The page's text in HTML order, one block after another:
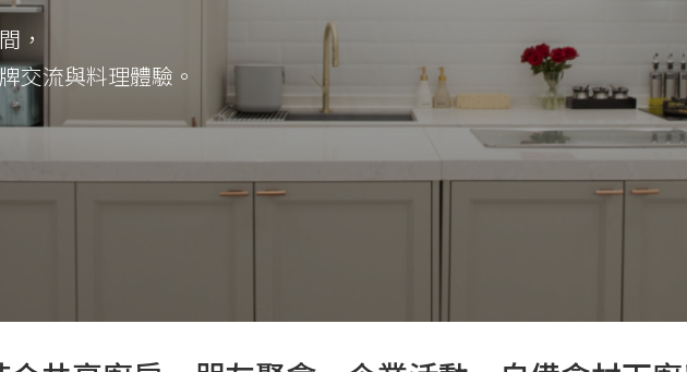
，
交流與料理體驗。